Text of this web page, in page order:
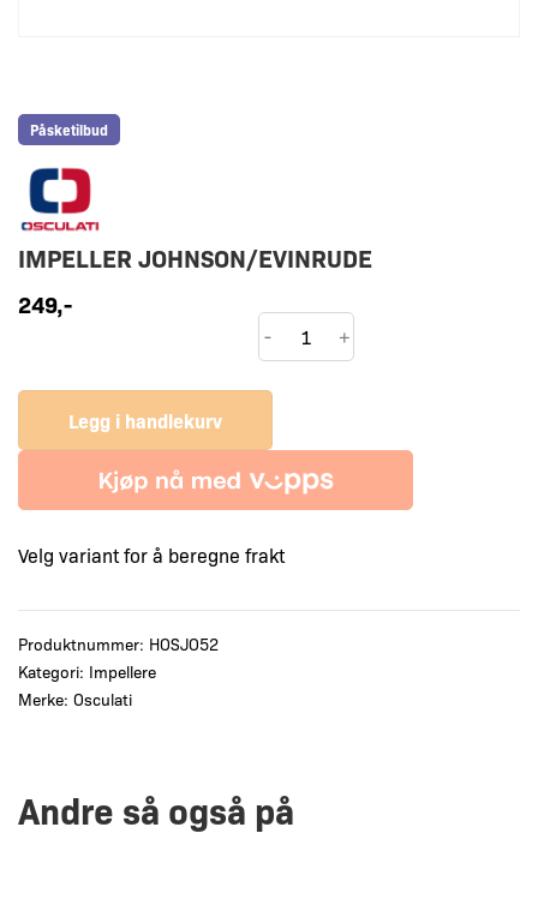
Påsketilbud
IMPELLER JOHNSON/EVINRUDE
249,-
IMPELLER
JOHNSON/EVINRUDE
antall
- +
Legg i handlekurv
Velg variant for å beregne frakt
Produktnummer: HOSJO52
Kategori: Impellere
Merke: Osculati
Andre så også på